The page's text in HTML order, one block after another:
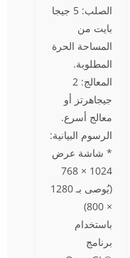
الصلب: 5 جيجا
بايت من
المساحة الحرة
المطلوبة.
المعالج: 2
جيجاهرتز أو
معالج أسرع.
الرسوم البيانية:
* شاشة عرض
1024 × 768
(يُوصى بـ 1280
× 800)
باستخدام
برنامج